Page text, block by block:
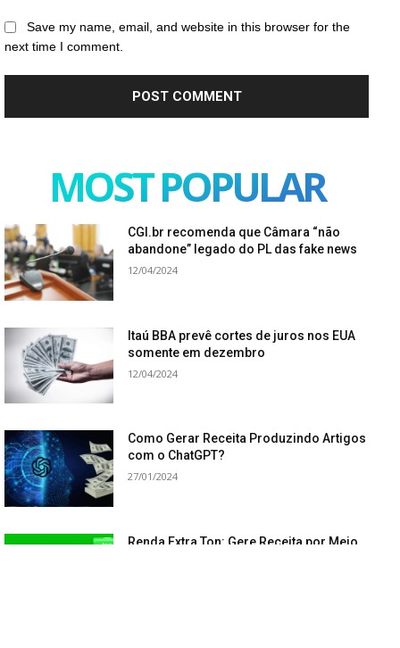
Save my name, email, and website in this browser for the
next time I comment.
MOST POPULAR
CGI.br recomenda que Câmara “não
abandone” legado do PL das fake news
12/04/2024
Itaú BBA prevê cortes de juros nos EUA
somente em dezembro
12/04/2024
Como Gerar Receita Produzindo Artigos
com o ChatGPT?
27/01/2024
Renda Extra Ton: Gere Receita por Meio